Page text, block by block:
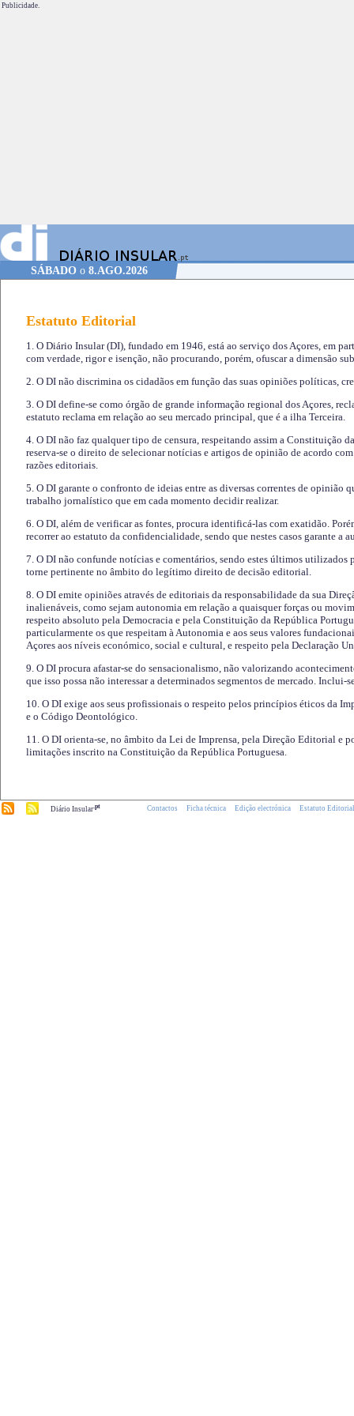
Publicidade.
SÁBADOo 8.AGO.2026
Estatuto Editorial
1. O Diário Insular (DI), fundado em 1946, está ao serviço dos Açores, em
com verdade, rigor e isenção, não procurando, porém, ofuscar a dimensão
2. O DI não discrimina os cidadãos em função das suas opiniões políticas,
3. O DI define-se como órgão de grande informação regional dos Açores,
estatuto reclama em relação ao seu mercado principal, que é a ilha Terceira.
4. O DI não faz qualquer tipo de censura, respeitando assim a Constituição
reserva-se o direito de selecionar notícias e artigos de opinião de acordo
razões editoriais.
5. O DI garante o confronto de ideias entre as diversas correntes de opinião
trabalho jornalístico que em cada momento decidir realizar.
6. O DI, além de verificar as fontes, procura identificá-las com exatidão.
recorrer ao estatuto da confidencialidade, sendo que nestes casos garante a
7. O DI não confunde notícias e comentários, sendo estes últimos utilizados
torne pertinente no âmbito do legítimo direito de decisão editorial.
8. O DI emite opiniões através de editoriais da responsabilidade da sua
inalienáveis, como sejam autonomia em relação a quaisquer forças ou
respeito absoluto pela Democracia e pela Constituição da República
particularmente os que respeitam à Autonomia e aos seus valores
Açores aos níveis económico, social e cultural, e respeito pela Declaração
9. O DI procura afastar-se do sensacionalismo, não valorizando
que isso possa não interessar a determinados segmentos de mercado.
10. O DI exige aos seus profissionais o respeito pelos princípios éticos da
e o Código Deontológico.
11. O DI orienta-se, no âmbito da Lei de Imprensa, pela Direção Editorial e
limitações inscrito na Constituição da República Portuguesa.
Diário Insular.pt Contactos Ficha técnica Edição electrónica Estatuto Editorial